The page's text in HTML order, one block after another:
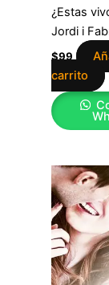
¿Estas
Jordi i
$99
carrito